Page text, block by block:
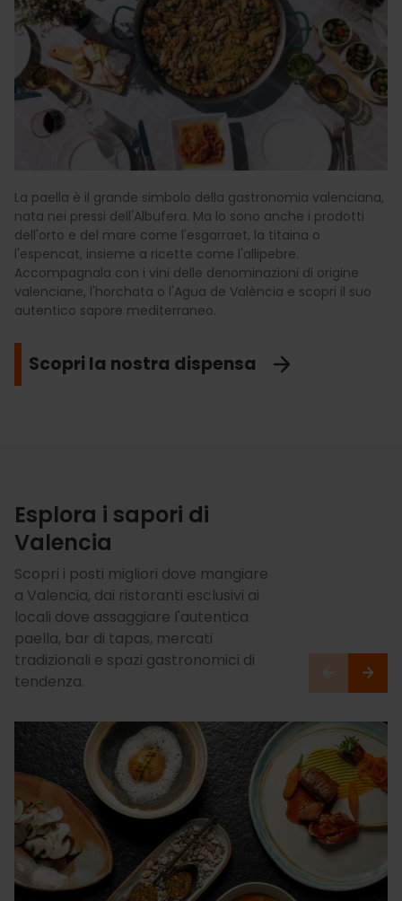
La paella è il grande simbolo della gastronomia valenciana,
nata nei pressi dell'Albufera. Ma lo sono anche i prodotti
dell'orto e del mare come l'esgarraet, la titaina o
l'espencat, insieme a ricette come l'allipebre.
Accompagnala con i vini delle denominazioni di origine
valenciane, l'horchata o l'Agua de València e scopri il suo
autentico sapore mediterraneo.
Scopri la nostra dispensa
Esplora i sapori di
Valencia
Scopri i posti migliori dove mangiare
a Valencia, dai ristoranti esclusivi ai
locali dove assaggiare l'autentica
paella, bar di tapas, mercati
tradizionali e spazi gastronomici di
tendenza.